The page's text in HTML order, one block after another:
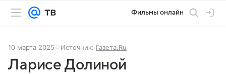
Фильмы онлайн
10 марта 2025 Источник: Газета.Ru
Ларисе Долиной